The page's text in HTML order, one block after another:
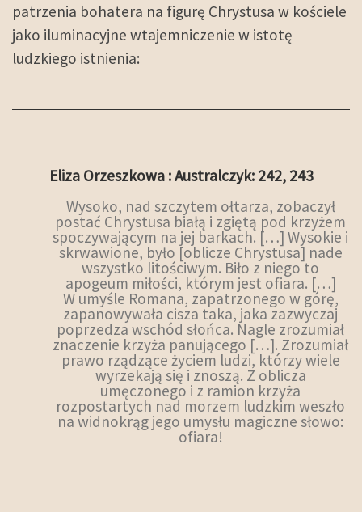
patrzenia bohatera na figurę Chrystusa w kościele
jako iluminacyjne wtajemniczenie w istotę
ludzkiego istnienia:
Eliza Orzeszkowa : Australczyk: 242, 243
Wysoko, nad szczytem ołtarza, zobaczył
postać Chrystusa białą i zgiętą pod krzyżem
spoczywającym na jej barkach. […] Wysokie i
skrwawione, było [oblicze Chrystusa] nade
wszystko litościwym. Biło z niego to
apogeum miłości, którym jest ofiara. […]
W umyśle Romana, zapatrzonego w górę,
zapanowywała cisza taka, jaka zazwyczaj
poprzedza wschód słońca. Nagle zrozumiał
znaczenie krzyża panującego […]. Zrozumiał
prawo rządzące życiem ludzi, którzy wiele
wyrzekają się i znoszą. Z oblicza
umęczonego i z ramion krzyża
rozpostartych nad morzem ludzkim weszło
na widnokrąg jego umysłu magiczne słowo:
ofiara!